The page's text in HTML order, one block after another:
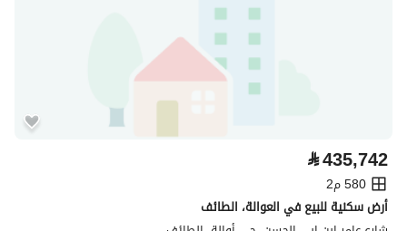
⃁435,742
580 م2
أرض سكنية للبيع في العوالة، الطائف